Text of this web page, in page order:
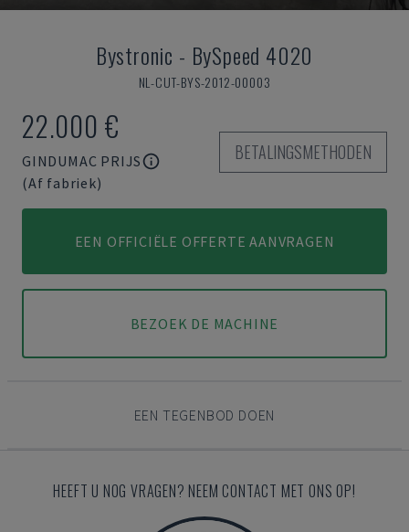
Bystronic - BySpeed 4020
NL-CUT-BYS-2012-00003
22.000 €
GINDUMAC PRIJS
(Af fabriek)
BETALINGSMETHODEN
EEN OFFICIËLE OFFERTE AANVRAGEN
BEZOEK DE MACHINE
EEN TEGENBOD DOEN
HEEFT U NOG VRAGEN? NEEM CONTACT MET ONS OP!